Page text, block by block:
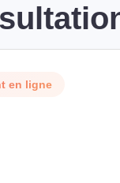
en ligne